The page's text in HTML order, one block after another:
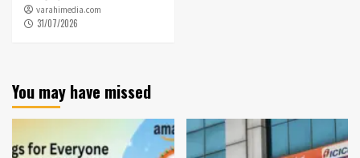
varahimedia.com
31/07/2026
You may have missed